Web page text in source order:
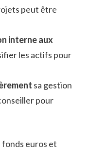
peut être
interne aux
les actifs pour
sa gestion
pour
euros et